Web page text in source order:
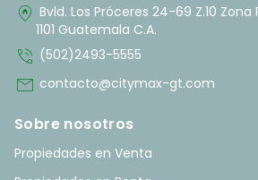
home_pin Bvld. Los Próceres 24-69 Z.10
1101 Guatemala C.A.
phone_in_talk (502)2493-5555
mail contacto@citymax-gt.com
Sobre nosotros
Propiedades en Venta